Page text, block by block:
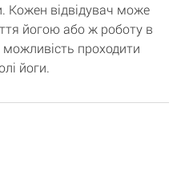
Кожен відвідувач може
йогою або ж роботу в
можливість проходити
йоги.